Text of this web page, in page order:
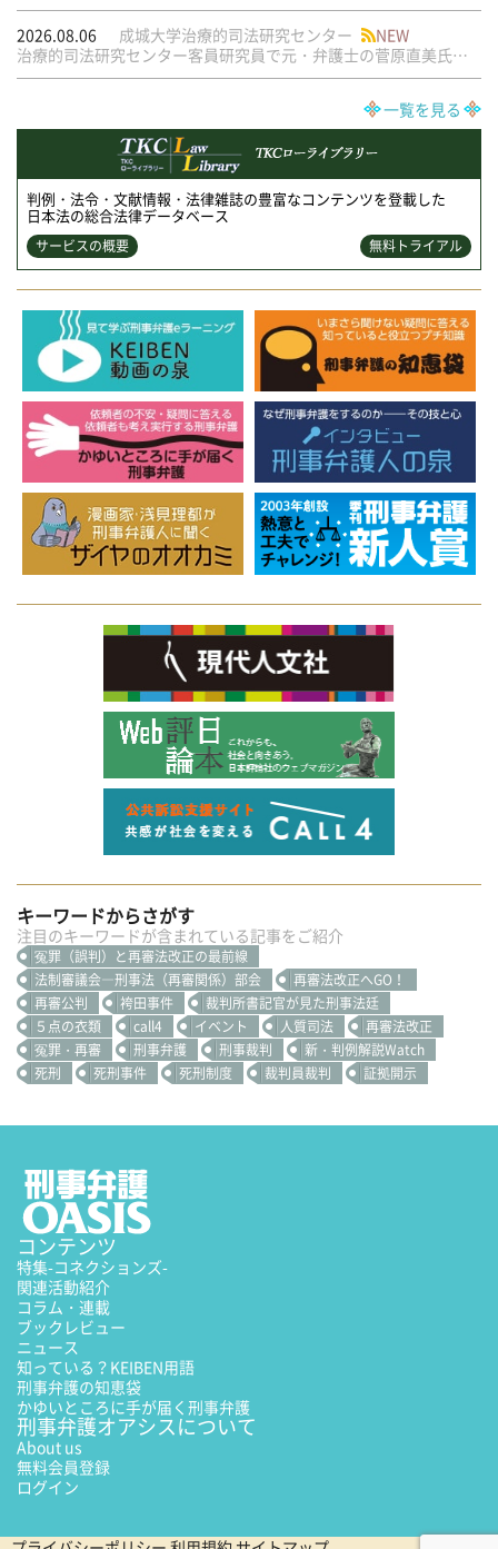
2026.08.06 成城大学治療的司法研究センター
NEW
治療的司法研究センター客員研究員で元・弁護士の菅原直美氏の論文が公刊されました
一覧を見る
判例・法令・文献情報・法律雑誌の豊富なコンテンツを登載した
日本法の総合法律データベース
サービスの概要 無料トライアル
キーワードからさがす
注目のキーワードが含まれている記事をご紹介
冤罪（誤判）と再審法改正の最前線
法制審議会―刑事法（再審関係）部会
再審法改正へGO！
再審公判
袴田事件
裁判所書記官が見た刑事法廷
５点の衣類
call4 イベント 人質司法
再審法改正
冤罪・再審
刑事弁護 刑事裁判
新・判例解説Watch
死刑
死刑事件 死刑制度 裁判員裁判 証拠開示
コンテンツ
特集-コネクションズ-
関連活動紹介
コラム・連載
ブックレビュー
ニュース
知っている？KEIBEN用語
刑事弁護の知恵袋
かゆいところに手が届く刑事弁護
刑事弁護オアシスについて
About us
無料会員登録
ログイン